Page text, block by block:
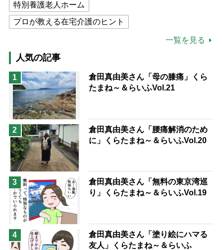
特別養護老人ホーム
プロが教える在宅介護のヒント
高木ブー
ケアマネジャー
猫が母になつきません
息子の遠距離介護サバイバル術
兄がボケました
予防法
一覧を見る
人気の記事
1
倉田真由美さん「母の膝痛」くら
たまね～＆らいふVol.21
2
倉田真由美さん「腰痛解消のため
に」くらたまね～＆らいふVol.20
3
倉田真由美さん「無料の東京湾巡
り」くらたまね～＆らいふVol.19
4
倉田真由美さん「塗り絵にハマる
友人」くらたまね～＆らいふ